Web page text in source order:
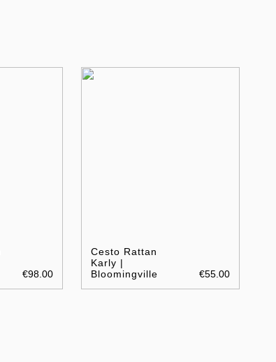
€98.00
Cesto Rattan
Karly |
Bloomingville
€55.00